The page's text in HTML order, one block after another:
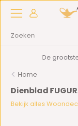
De
Home
Dienblad
Bekijk alles